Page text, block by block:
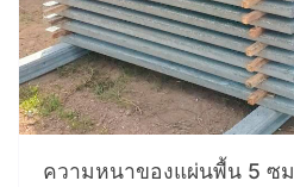
ความหนาของแผ่นพื้น 5 ซม